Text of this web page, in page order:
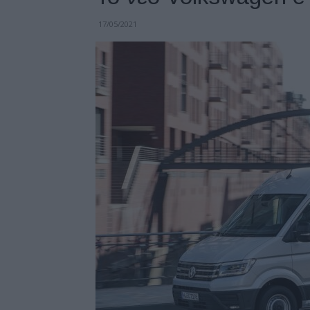
17/05/2021